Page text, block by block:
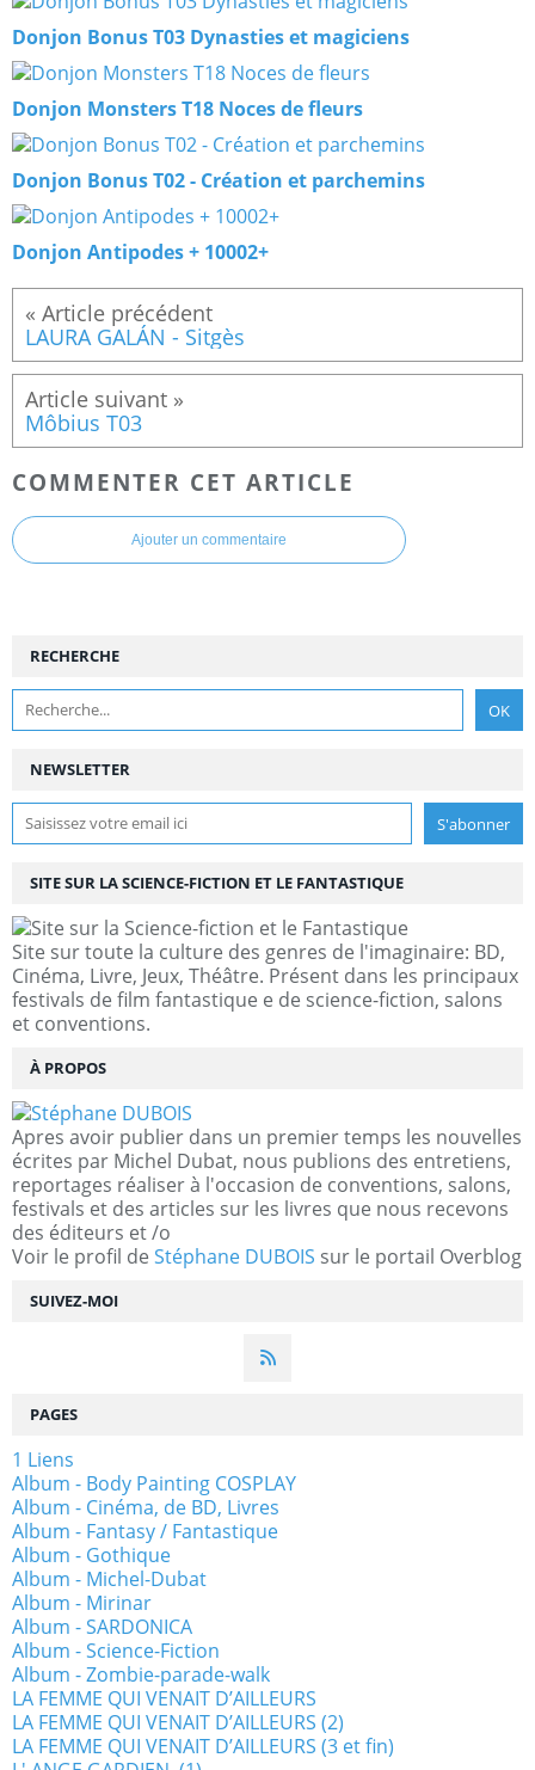
Donjon Bonus T03 Dynasties et magiciens
Donjon Monsters T18 Noces de fleurs
Donjon Bonus T02 - Création et parchemins
Donjon Antipodes + 10002+
LAURA GALÁN - Sitgès
Môbius T03
COMMENTER CET ARTICLE
Ajouter un commentaire
NEWSLETTER
SUIVEZ-MOI
RECHERCHE
SITE SUR LA SCIENCE-FICTION ET LE FANTASTIQUE
Site sur toute la culture des genres de l'imaginaire: BD,
Cinéma, Livre, Jeux, Théâtre. Présent dans les principaux
festivals de film fantastique e de science-fiction, salons
et conventions.
À PROPOS
Apres avoir publier dans un premier temps les nouvelles
écrites par Michel Dubat, nous publions des entretiens,
reportages réaliser à l'occasion de conventions, salons,
festivals et des articles sur les livres que nous recevons
des éditeurs et /o
Voir le profil de Stéphane DUBOIS sur le portail Overblog
PAGES
1 Liens
Album - Body Painting COSPLAY
Album - Cinéma, de BD, Livres
Album - Fantasy / Fantastique
Album - Gothique
Album - Michel-Dubat
Album - Mirinar
Album - SARDONICA
Album - Science-Fiction
Album - Zombie-parade-walk
LA FEMME QUI VENAIT D’AILLEURS
LA FEMME QUI VENAIT D’AILLEURS (2)
LA FEMME QUI VENAIT D’AILLEURS (3 et fin)